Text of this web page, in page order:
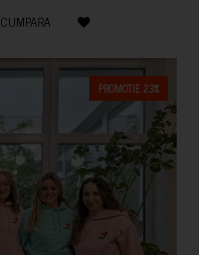
CUMPARA
PROMOTIE 23%